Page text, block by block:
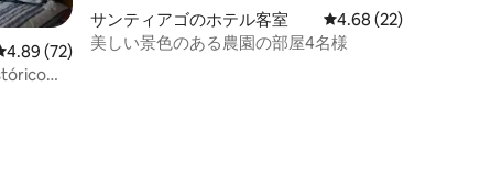
ビュー72件、5つ星中4.89つ星の平均評価
4.89 (72)
サンティアゴのホテル客室 レビュー22件、5つ星
4.68 (22)
美しい景色のある農園の部屋4名様